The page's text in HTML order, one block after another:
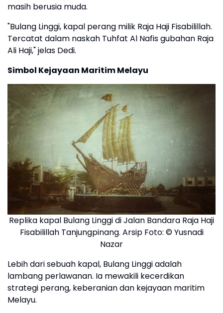
masih berusia muda.
"Bulang Linggi, kapal perang milik Raja Haji Fisabilillah.
Tercatat dalam naskah Tuhfat Al Nafis gubahan Raja
Ali Haji," jelas Dedi.
Simbol Kejayaan Maritim Melayu
Replika kapal Bulang Linggi di Jalan Bandara Raja Haji
Fisabilillah Tanjungpinang. Arsip Foto: © Yusnadi
Nazar
Lebih dari sebuah kapal, Bulang Linggi adalah
lambang perlawanan. Ia mewakili kecerdikan
strategi perang, keberanian dan kejayaan maritim
Melayu.